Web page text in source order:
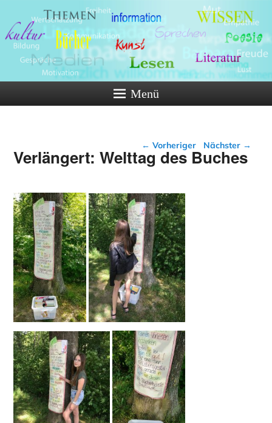
Menü
Beitragsnavigation
← Vorheriger Nächster →
Verlängert: Welttag des Buches